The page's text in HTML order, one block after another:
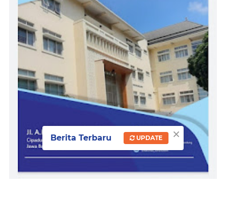
×
Berita Terbaru UPDATE